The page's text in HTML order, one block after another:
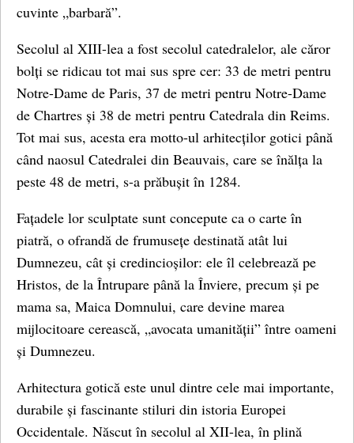
cuvinte „barbară”.
Secolul al XIII-lea a fost secolul catedralelor, ale căror
bolți se ridicau tot mai sus spre cer: 33 de metri pentru
Notre-Dame de Paris, 37 de metri pentru Notre-Dame
de Chartres și 38 de metri pentru Catedrala din Reims.
Tot mai sus, acesta era motto-ul arhitecților gotici până
când naosul Catedralei din Beauvais, care se înălța la
peste 48 de metri, s-a prăbușit în 1284.
Fațadele lor sculptate sunt concepute ca o carte în
piatră, o ofrandă de frumusețe destinată atât lui
Dumnezeu, cât și credincioșilor: ele îl celebrează pe
Hristos, de la Întrupare până la Înviere, precum și pe
mama sa, Maica Domnului, care devine marea
mijlocitoare cerească, „avocata umanității” între oameni
și Dumnezeu.
Arhitectura gotică este unul dintre cele mai importante,
durabile și fascinante stiluri din istoria Europei
Occidentale. Născut în secolul al XII-lea, în plină